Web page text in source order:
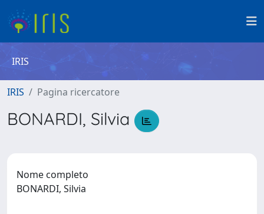
IRIS
IRIS Pagina ricercatore
BONARDI, Silvia
Nome completo
BONARDI, Silvia